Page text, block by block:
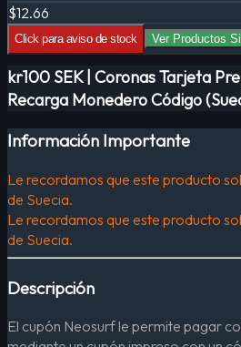
$12.66
Click para aviso de stock Ver Productos
kr100 SEK | Coronas Tarjeta
Recarga Monedero Código
Información Importante
Le recordamos que este producto
de Suecia.
Le recordamos que este producto
de Suecia.
Descripción
El cupón Neosurf le permite pagar